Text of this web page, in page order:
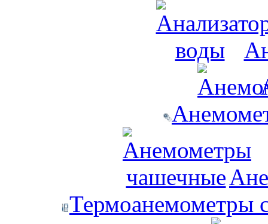
Термоанемометры